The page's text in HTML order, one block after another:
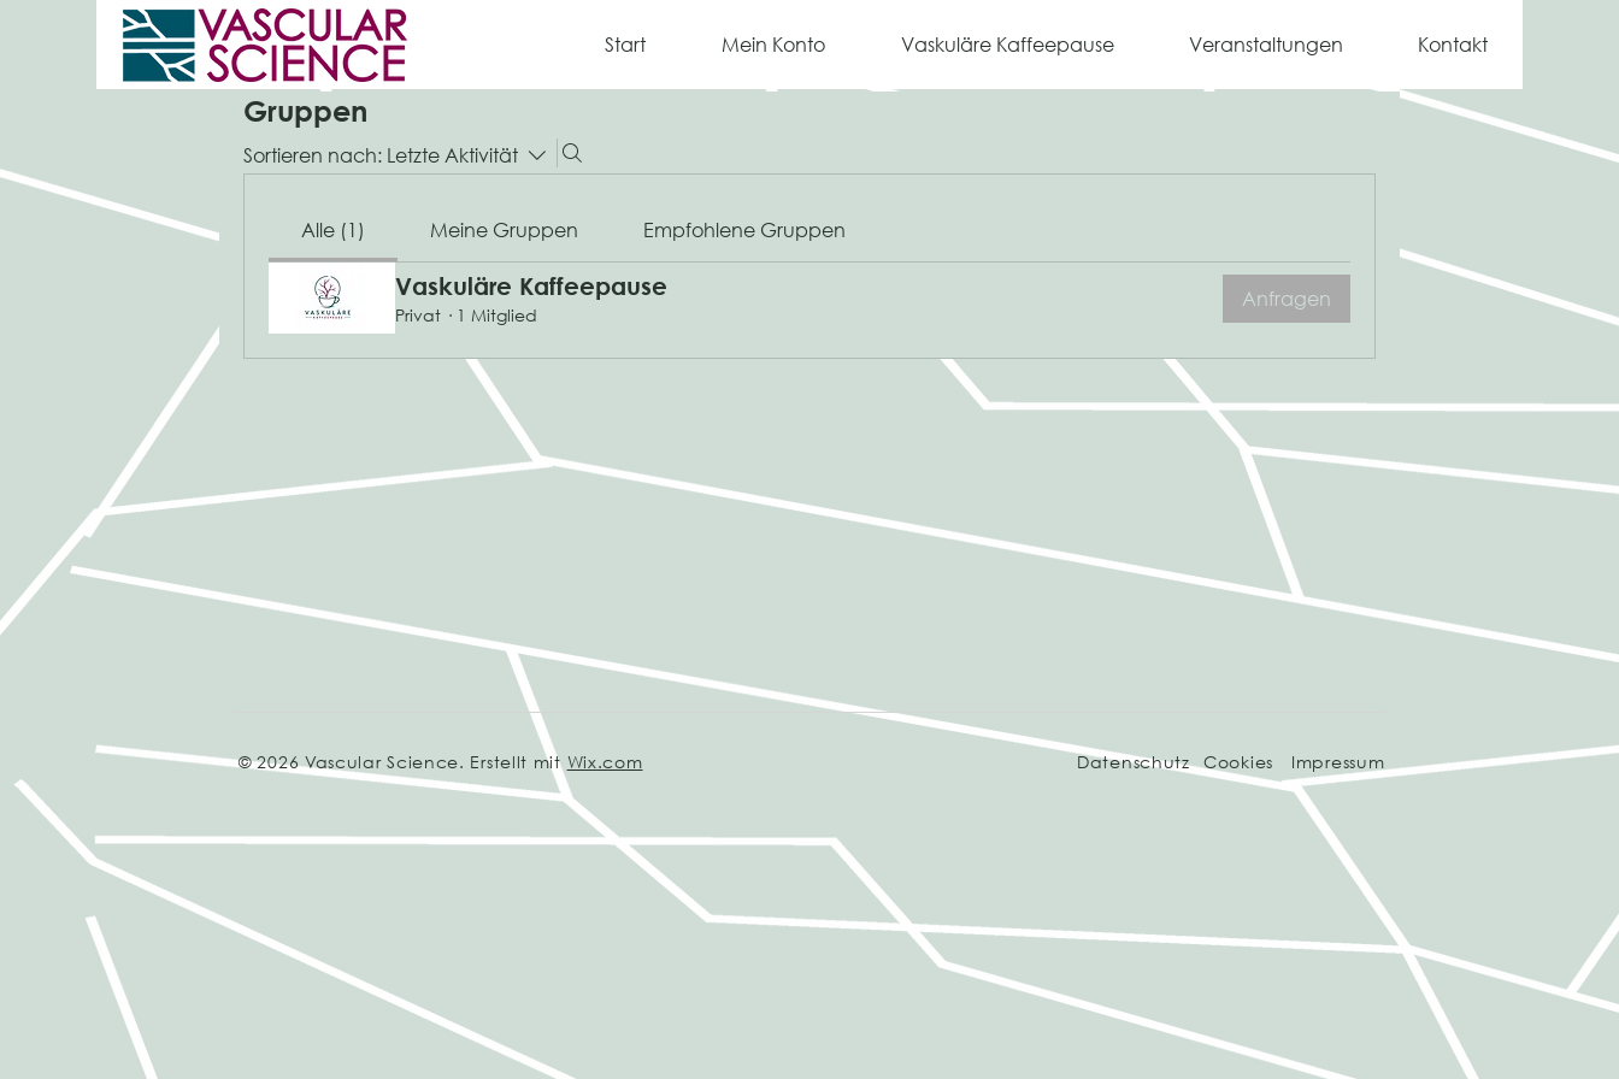
Start Mein Konto Vaskuläre Kaffeepause Veranstaltungen Kontakt
Gruppen
Sortieren nach: Letzte Aktivität
Alle (1) Meine Gruppen Empfohlene Gruppen
Vaskuläre Kaffeepause
Privat · 1 Mitglied
Anfragen
© 2026 Vascular Science. Erstellt mit Wix.com Datenschutz Cookies Impressum